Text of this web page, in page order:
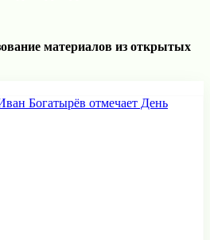
материалов из открытых